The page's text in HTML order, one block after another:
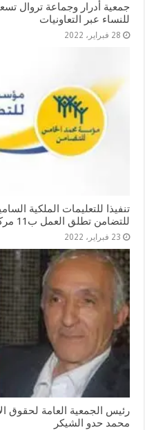
جمعية أدرار وجماعة تروال
للنساء عبر التعاونيات
28 فبراير، 2022
تنفيذا للتعليمات الملكية
للتضامن تطلق العمل ب11 مركزا جديدا في مدن مختلفة بالمملكة
23 فبراير، 2022
رئيس الجمعية العامة لحقوق
محمد حدو الشيكر